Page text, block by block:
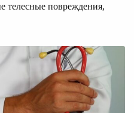
телесные повреждения,